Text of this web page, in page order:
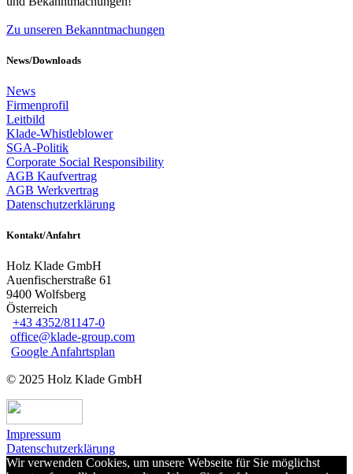
Zu unseren Bekanntmachungen
News/Downloads
News
Firmenprofil
Leitbild
Klade-Whistleblower
SGA-Politik
Corporate Social Responsibility
AGB Kaufvertrag
AGB Werkvertrag
Datenschutzerklärung
Kontakt/Anfahrt
Holz Klade GmbH
Auenfischerstraße 61
9400 Wolfsberg
Österreich
+43 4352/81147-0
office@klade-group.com
Google Anfahrtsplan
© 2025 Holz Klade GmbH
Impressum
Datenschutzerklärung
Wir verwenden Cookies, um unsere Webseite für Sie möglichst